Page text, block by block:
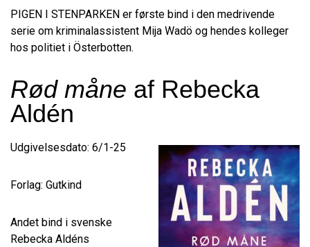
PIGEN I STENPARKEN er første bind i den medrivende
serie om kriminalassistent Mija Wadö og hendes kolleger
hos politiet i Österbotten.
Rød måne af Rebecka
Aldén
Udgivelsesdato: 6/1-25
Forlag: Gutkind
Andet bind i svenske
Rebecka Aldéns